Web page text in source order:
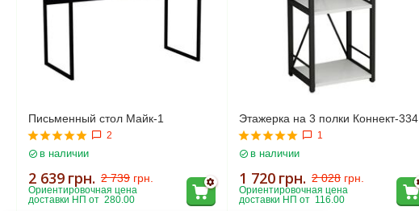
Письменный стол Майк-1
2
в наличии
2 739 грн.
2 639 грн.
Ориентировочная цена
доставки НП от  280.00
Этажерка на 3 полки Коннект-334
1
в наличии
2 028 грн.
1 720 грн.
Ориентировочная цена
доставки НП от  116.00